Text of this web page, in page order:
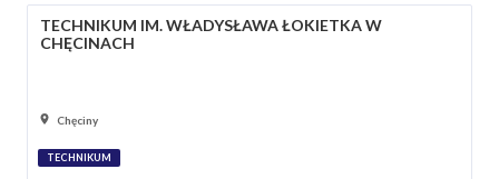
TECHNIKUM IM. WŁADYSŁAWA ŁOKIETKA W
CHĘCINACH
Chęciny
TECHNIKUM